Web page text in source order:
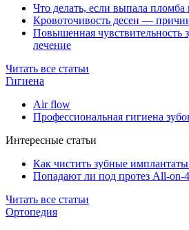
Что делать, если выпала пломба
Кровоточивость десен —
Повышенная
лечение
Читать все статьи
Гигиена
Air flow
Профессиональная гигиена
Интересные статьи
Как чистить зубные
Попадают ли под протез All-
Читать все статьи
Ортопедия